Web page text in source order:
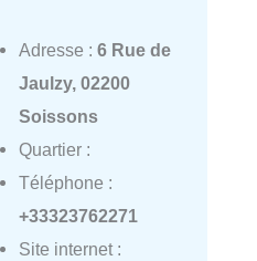
Adresse : 6 Rue de
Jaulzy, 02200
Soissons
Quartier :
Téléphone :
+33323762271
Site internet :